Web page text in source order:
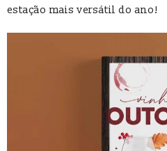
estação mais versátil do ano!